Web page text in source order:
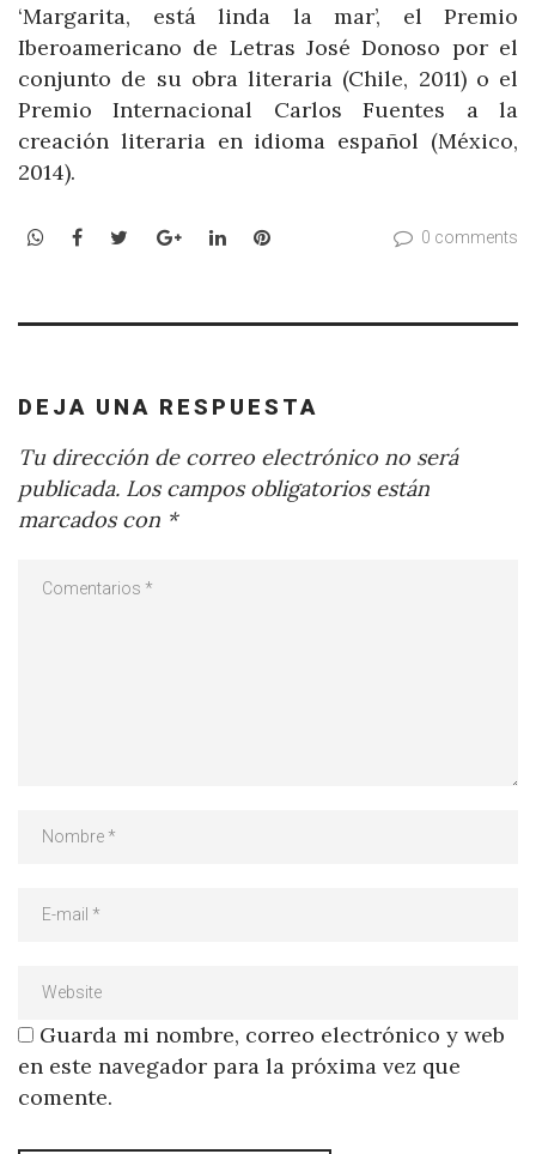
‘Margarita, está linda la mar’, el Premio
Iberoamericano de Letras José Donoso por el
conjunto de su obra literaria (Chile, 2011) o el
Premio Internacional Carlos Fuentes a la
creación literaria en idioma español (México,
2014).
WhatsApp
Facebook
TwitterGoogle+LinkedInPinterest 0 comments
DEJA UNA RESPUESTA
Tu dirección de correo electrónico no será
publicada. Los campos obligatorios están
marcados con *
Guarda mi nombre, correo electrónico y web
en este navegador para la próxima vez que
comente.